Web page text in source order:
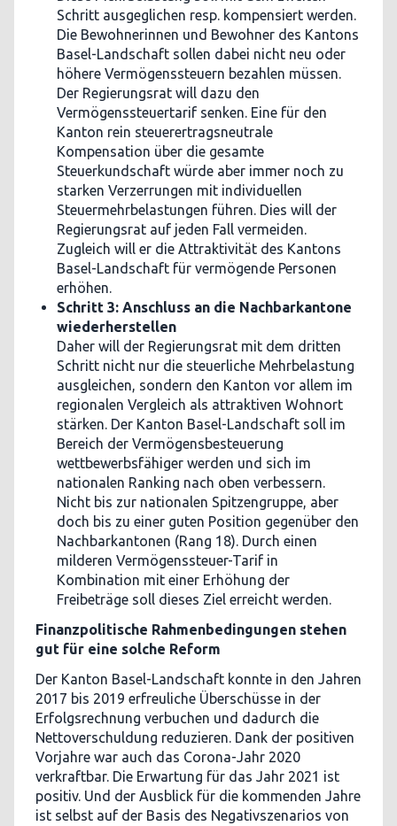
Schritt ausgeglichen resp. kompensiert werden.
Die Bewohnerinnen und Bewohner des Kantons
Basel-Landschaft sollen dabei nicht neu oder
höhere Vermögenssteuern bezahlen müssen.
Der Regierungsrat will dazu den
Vermögenssteuertarif senken. Eine für den
Kanton rein steuerertragsneutrale
Kompensation über die gesamte
Steuerkundschaft würde aber immer noch zu
starken Verzerrungen mit individuellen
Steuermehrbelastungen führen. Dies will der
Regierungsrat auf jeden Fall vermeiden.
Zugleich will er die Attraktivität des Kantons
Basel-Landschaft für vermögende Personen
erhöhen.
Schritt 3: Anschluss an die Nachbarkantone
wiederherstellen
Daher will der Regierungsrat mit dem dritten
Schritt nicht nur die steuerliche Mehrbelastung
ausgleichen, sondern den Kanton vor allem im
regionalen Vergleich als attraktiven Wohnort
stärken. Der Kanton Basel-Landschaft soll im
Bereich der Vermögensbesteuerung
wettbewerbsfähiger werden und sich im
nationalen Ranking nach oben verbessern.
Nicht bis zur nationalen Spitzengruppe, aber
doch bis zu einer guten Position gegenüber den
Nachbarkantonen (Rang 18). Durch einen
milderen Vermögenssteuer-Tarif in
Kombination mit einer Erhöhung der
Freibeträge soll dieses Ziel erreicht werden.
Finanzpolitische Rahmenbedingungen stehen
gut für eine solche Reform
Der Kanton Basel-Landschaft konnte in den Jahren
2017 bis 2019 erfreuliche Überschüsse in der
Erfolgsrechnung verbuchen und dadurch die
Nettoverschuldung reduzieren. Dank der positiven
Vorjahre war auch das Corona-Jahr 2020
verkraftbar. Die Erwartung für das Jahr 2021 ist
positiv. Und der Ausblick für die kommenden Jahre
ist selbst auf der Basis des Negativszenarios von